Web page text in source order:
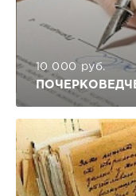
10 000 руб.